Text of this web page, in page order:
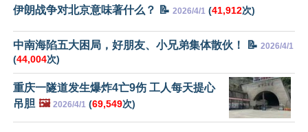
伊朗战争对北京意味著什么？ 📝 2026/4/1 (41,912次)
中南海陷五大困局，好朋友、小兄弟集体散伙！ 📝 2026/4/1
(44,004次)
重庆一隧道发生爆炸4亡9伤 工人每天提心
吊胆 🖼️ 2026/4/1 (69,549次)